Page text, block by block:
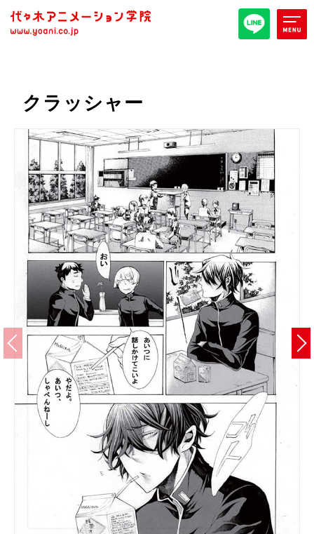
パンフレット取り寄せ
全日・夜間・通信 高等部
大学部 週1コース
代アニ概要
学部・学科紹介
校舎・施設
学生生活・サポート
就職・キャリア
クラッシャー